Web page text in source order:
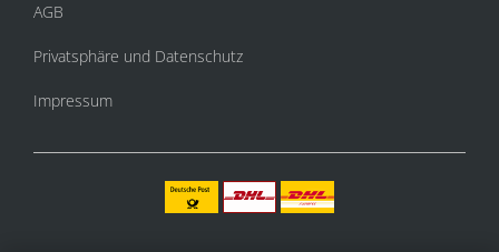
AGB
Privatsphäre und Datenschutz
Impressum